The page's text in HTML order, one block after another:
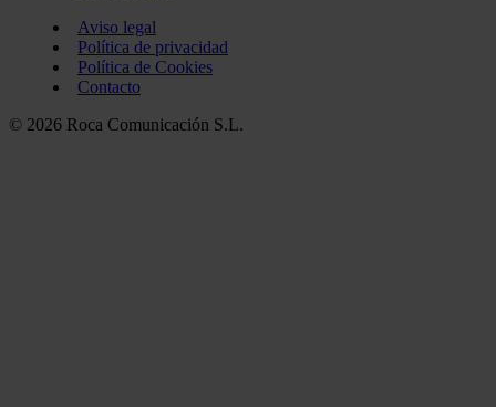
Aviso legal
Política de privacidad
Política de Cookies
Contacto
© 2026 Roca Comunicación S.L.